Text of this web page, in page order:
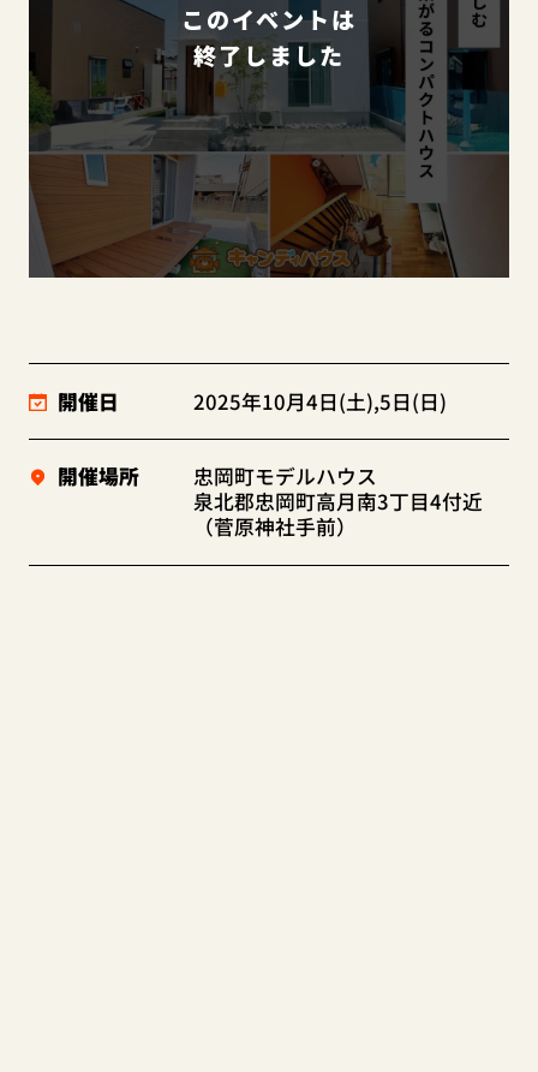
このイベントは
終了しました
開催日 2025年10月4日(土),5日(日)
開催場所
忠岡町モデルハウス
泉北郡忠岡町高月南3丁目4付近
（菅原神社手前）